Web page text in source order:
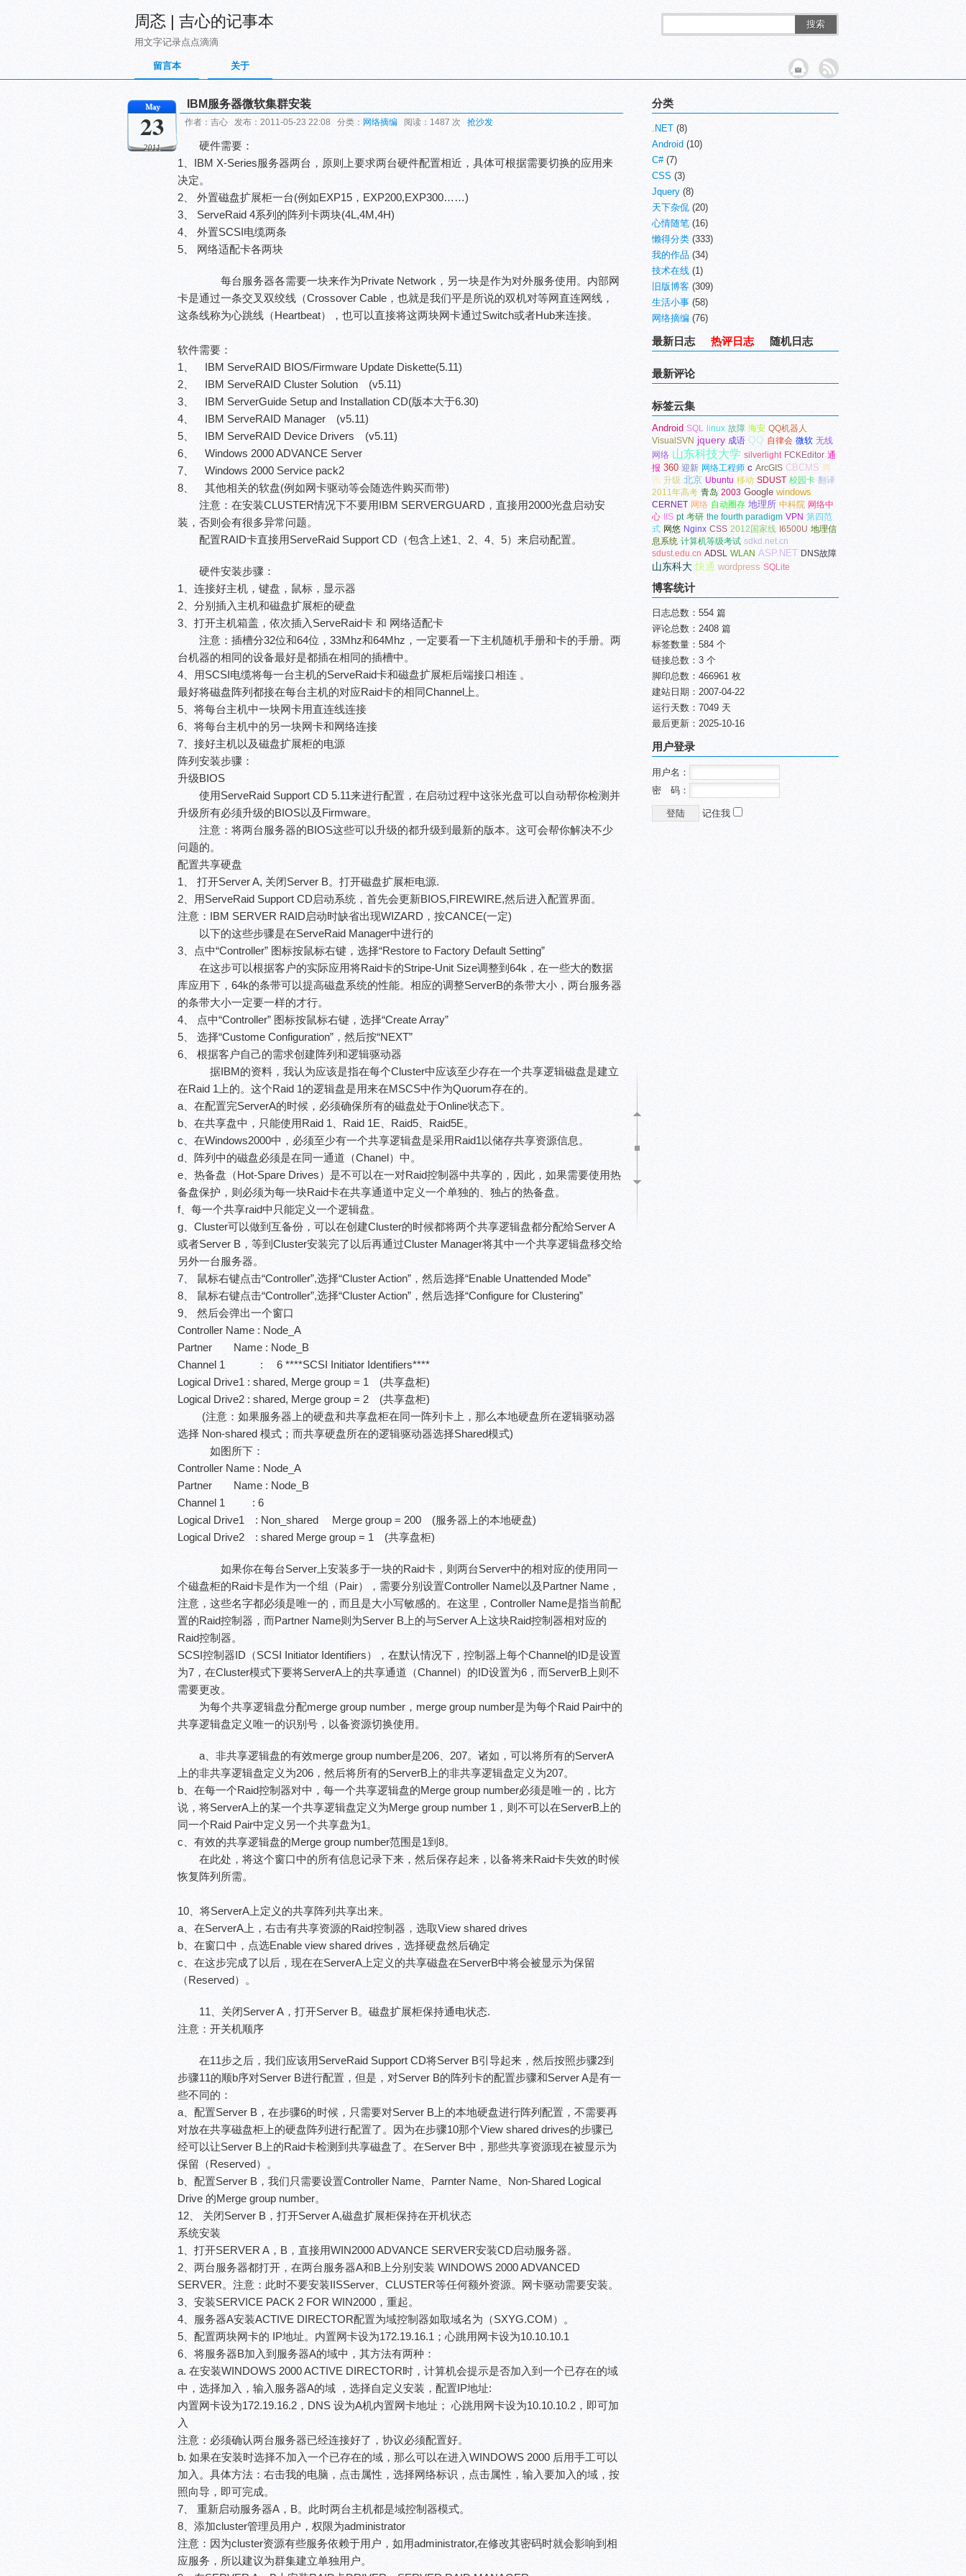
周忞 | 吉心的记事本
用文字记录点点滴滴
搜索
留言本 关于
May
23
2011
IBM服务器微软集群安装
作者：吉心 发布：2011-05-23 22:08 分类： 网络摘编 阅读：1487 次 抢沙发
硬件需要：
1、IBM X-Series服务器两台，原则上要求两台硬件配置相近，具体可根据需要切换的应用来
决定。
2、 外置磁盘扩展柜一台(例如EXP15，EXP200,EXP300……)
3、 ServeRaid 4系列的阵列卡两块(4L,4M,4H)
4、 外置SCSI电缆两条
5、 网络适配卡各两块
每台服务器各需要一块来作为Private Network，另一块是作为对外服务使用。内部网
卡是通过一条交叉双绞线（Crossover Cable，也就是我们平是所说的双机对等网直连网线，
这条线称为心跳线（Heartbeat），也可以直接将这两块网卡通过Switch或者Hub来连接。
软件需要：
1、 IBM ServeRAID BIOS/Firmware Update Diskette(5.11)
2、 IBM ServeRAID Cluster Solution (v5.11)
3、 IBM ServerGuide Setup and Installation CD(版本大于6.30)
4、 IBM ServeRAID Manager (v5.11)
5、 IBM ServeRAID Device Drivers (v5.11)
6、 Windows 2000 ADVANCE Server
7、 Windows 2000 Service pack2
8、 其他相关的软盘(例如网卡驱动等会随选件购买而带)
注意：在安装CLUSTER情况下不要用IBM SERVERGUARD，直接用2000光盘启动安
装，否则会有很多异常问题。
配置RAID卡直接用ServeRaid Support CD（包含上述1、2、4、5）来启动配置。
硬件安装步骤：
1、连接好主机，键盘，鼠标，显示器
2、分别插入主机和磁盘扩展柜的硬盘
3、打开主机箱盖，依次插入ServeRaid卡 和 网络适配卡
注意：插槽分32位和64位，33Mhz和64Mhz，一定要看一下主机随机手册和卡的手册。两
台机器的相同的设备最好是都插在相同的插槽中。
4、用SCSI电缆将每一台主机的ServeRaid卡和磁盘扩展柜后端接口相连 。
最好将磁盘阵列都接在每台主机的对应Raid卡的相同Channel上。
5、将每台主机中一块网卡用直连线连接
6、将每台主机中的另一块网卡和网络连接
7、接好主机以及磁盘扩展柜的电源
阵列安装步骤：
升级BIOS
使用ServeRaid Support CD 5.11来进行配置，在启动过程中这张光盘可以自动帮你检测并
升级所有必须升级的BIOS以及Firmware。
注意：将两台服务器的BIOS这些可以升级的都升级到最新的版本。这可会帮你解决不少
问题的。
配置共享硬盘
1、 打开Server A, 关闭Server B。打开磁盘扩展柜电源.
2、用ServeRaid Support CD启动系统，首先会更新BIOS,FIREWIRE,然后进入配置界面。
注意：IBM SERVER RAID启动时缺省出现WIZARD，按CANCE(一定)
以下的这些步骤是在ServeRaid Manager中进行的
3、点中“Controller” 图标按鼠标右键，选择“Restore to Factory Default Setting”
在这步可以根据客户的实际应用将Raid卡的Stripe-Unit Size调整到64k，在一些大的数据
库应用下，64k的条带可以提高磁盘系统的性能。相应的调整ServerB的条带大小，两台服务器
的条带大小一定要一样的才行。
4、 点中“Controller” 图标按鼠标右键，选择“Create Array”
5、 选择“Custome Configuration”，然后按“NEXT”
6、 根据客户自己的需求创建阵列和逻辑驱动器
据IBM的资料，我认为应该是指在每个Cluster中应该至少存在一个共享逻辑磁盘是建立
在Raid 1上的。这个Raid 1的逻辑盘是用来在MSCS中作为Quorum存在的。
a、在配置完ServerA的时候，必须确保所有的磁盘处于Online状态下。
b、在共享盘中，只能使用Raid 1、Raid 1E、Raid5、Raid5E。
c、在Windows2000中，必须至少有一个共享逻辑盘是采用Raid1以储存共享资源信息。
d、阵列中的磁盘必须是在同一通道（Chanel）中。
e、热备盘（Hot-Spare Drives）是不可以在一对Raid控制器中共享的，因此，如果需要使用热
备盘保护，则必须为每一块Raid卡在共享通道中定义一个单独的、独占的热备盘。
f、每一个共享raid中只能定义一个逻辑盘。
g、Cluster可以做到互备份，可以在创建Cluster的时候都将两个共享逻辑盘都分配给Server A
或者Server B，等到Cluster安装完了以后再通过Cluster Manager将其中一个共享逻辑盘移交给
另外一台服务器。
7、 鼠标右键点击“Controller”,选择“Cluster Action”，然后选择“Enable Unattended Mode”
8、 鼠标右键点击“Controller”,选择“Cluster Action”，然后选择“Configure for Clustering”
9、 然后会弹出一个窗口
Controller Name : Node_A
Partner Name : Node_B
Channel 1 : 6 ****SCSI Initiator Identifiers****
Logical Drive1 : shared, Merge group = 1 (共享盘柜)
Logical Drive2 : shared, Merge group = 2 (共享盘柜)
(注意：如果服务器上的硬盘和共享盘柜在同一阵列卡上，那么本地硬盘所在逻辑驱动器
选择 Non-shared 模式；而共享硬盘所在的逻辑驱动器选择Shared模式)
如图所下：
Controller Name : Node_A
Partner Name : Node_B
Channel 1 : 6
Logical Drive1 : Non_shared Merge group = 200 (服务器上的本地硬盘)
Logical Drive2 : shared Merge group = 1 (共享盘柜)
如果你在每台Server上安装多于一块的Raid卡，则两台Server中的相对应的使用同一
个磁盘柜的Raid卡是作为一个组（Pair），需要分别设置Controller Name以及Partner Name，
注意，这些名字都必须是唯一的，而且是大小写敏感的。在这里，Controller Name是指当前配
置的Raid控制器，而Partner Name则为Server B上的与Server A上这块Raid控制器相对应的
Raid控制器。
SCSI控制器ID（SCSI Initiator Identifiers），在默认情况下，控制器上每个Channel的ID是设置
为7，在Cluster模式下要将ServerA上的共享通道（Channel）的ID设置为6，而ServerB上则不
需要更改。
为每个共享逻辑盘分配merge group number，merge group number是为每个Raid Pair中的
共享逻辑盘定义唯一的识别号，以备资源切换使用。
a、非共享逻辑盘的有效merge group number是206、207。诸如，可以将所有的ServerA
上的非共享逻辑盘定义为206，然后将所有的ServerB上的非共享逻辑盘定义为207。
b、在每一个Raid控制器对中，每一个共享逻辑盘的Merge group number必须是唯一的，比方
说，将ServerA上的某一个共享逻辑盘定义为Merge group number 1，则不可以在ServerB上的
同一个Raid Pair中定义另一个共享盘为1。
c、有效的共享逻辑盘的Merge group number范围是1到8。
在此处，将这个窗口中的所有信息记录下来，然后保存起来，以备将来Raid卡失效的时候
恢复阵列所需。
10、将ServerA上定义的共享阵列共享出来。
a、在ServerA上，右击有共享资源的Raid控制器，选取View shared drives
b、在窗口中，点选Enable view shared drives，选择硬盘然后确定
c、在这步完成了以后，现在在ServerA上定义的共享磁盘在ServerB中将会被显示为保留
（Reserved）。
11、关闭Server A，打开Server B。磁盘扩展柜保持通电状态.
注意：开关机顺序
在11步之后，我们应该用ServeRaid Support CD将Server B引导起来，然后按照步骤2到
步骤11的顺b序对Server B进行配置，但是，对Server B的阵列卡的配置步骤和Server A是有一
些不同的：
a、配置Server B，在步骤6的时候，只需要对Server B上的本地硬盘进行阵列配置，不需要再
对放在共享磁盘柜上的硬盘阵列进行配置了。因为在步骤10那个View shared drives的步骤已
经可以让Server B上的Raid卡检测到共享磁盘了。在Server B中，那些共享资源现在被显示为
保留（Reserved）。
b、配置Server B，我们只需要设置Controller Name、Parnter Name、Non-Shared Logical
Drive 的Merge group number。
12、 关闭Server B，打开Server A,磁盘扩展柜保持在开机状态
系统安装
1、打开SERVER A，B，直接用WIN2000 ADVANCE SERVER安装CD启动服务器。
2、两台服务器都打开，在两台服务器A和B上分别安装 WINDOWS 2000 ADVANCED
SERVER。注意：此时不要安装IISServer、CLUSTER等任何额外资源。网卡驱动需要安装。
3、安装SERVICE PACK 2 FOR WIN2000，重起。
4、服务器A安装ACTIVE DIRECTOR配置为域控制器如取域名为（SXYG.COM）。
5、配置两块网卡的 IP地址。内置网卡设为172.19.16.1；心跳用网卡设为10.10.10.1
6、将服务器B加入到服务器A的域中，其方法有两种：
a. 在安装WINDOWS 2000 ACTIVE DIRECTOR时，计算机会提示是否加入到一个已存在的域
中，选择加入，输入服务器A的域 ，选择自定义安装，配置IP地址:
内置网卡设为172.19.16.2，DNS 设为A机内置网卡地址； 心跳用网卡设为10.10.10.2，即可加
入
注意：必须确认两台服务器已经连接好了，协议必须配置好。
b. 如果在安装时选择不加入一个已存在的域，那么可以在进入WINDOWS 2000 后用手工可以
加入。具体方法：右击我的电脑，点击属性，选择网络标识，点击属性，输入要加入的域，按
照向导，即可完成。
7、 重新启动服务器A，B。此时两台主机都是域控制器模式。
8、添加cluster管理员用户，权限为administrator
注意：因为cluster资源有些服务依赖于用户，如用administrator,在修改其密码时就会影响到相
应服务，所以建议为群集建立单独用户。
分类
.NET (8)
Android (10)
C#(7)
CSS (3)
Jquery (8)
天下杂侃 (20)
心情随笔 (16)
懒得分类 (333)
我的作品 (34)
技术在线 (1)
旧版博客 (309)
生活小事 (58)
网络摘编 (76)
最新日志 热评日志 随机日志
最新评论
标签云集
Android SQL linux 故障 海安 QQ机器人
VisualSVN jquery 成语 QQ 自律会 微软 无线
网络 山东科技大学 silverlight FCKEditor 通
报 360 迎新 网络工程师 c ArcGIS CBCMS 腾
讯 升级 北京 Ubuntu 移动 SDUST 校园卡 翻译
2011年高考 青岛 2003 Google windows
CERNET 网络 自动圈存 地理所 中科院 网络中
心
IIS pt 考研 the fourth paradigm VPN 第四范
式 网悠 Nginx CSS 2012国家线 I6500U 地理信
息系统 计算机等级考试 sdkd.net.cn
sdust.edu.cn ADSL WLAN ASP.NET DNS故障
山东科大 快通 wordpress SQLite
博客统计
日志总数：554 篇
评论总数：2408 篇
标签数量：584 个
链接总数：3 个
脚印总数：466961 枚
建站日期：2007-04-22
运行天数：7049 天
最后更新：2025-10-16
用户登录
用户名：
密 码：
记住我